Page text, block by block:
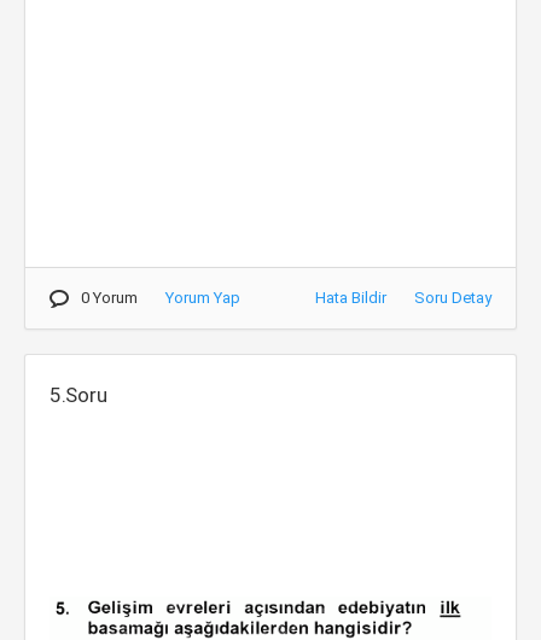
0 Yorum Yorum Yap Hata Bildir Soru Detay
5.Soru